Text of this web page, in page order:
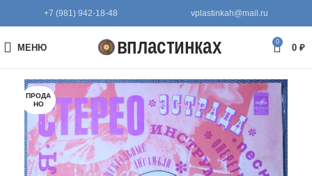
+7 (981) 942-18-48 vplastinkah@mail.ru
МЕНЮ
0
0 ₽
ПРОДА
НО